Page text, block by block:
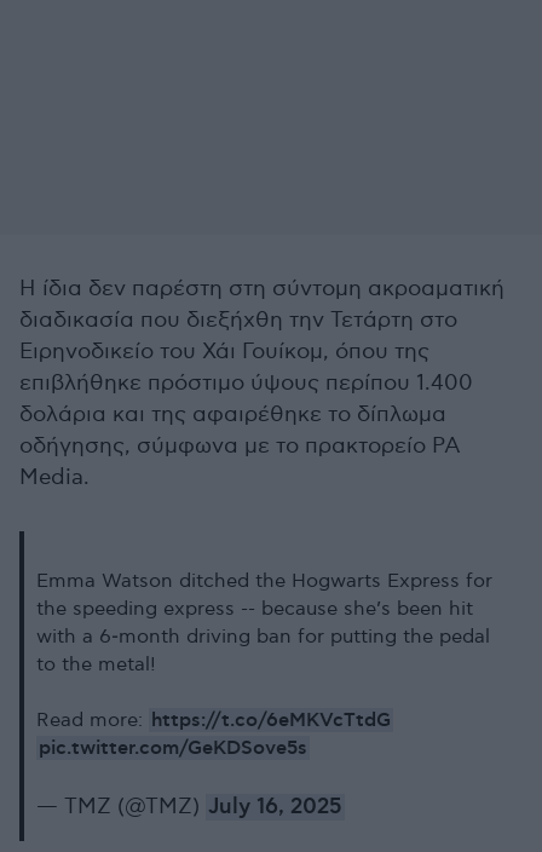
Η ίδια δεν παρέστη στη σύντομη ακροαματική
διαδικασία που διεξήχθη την Τετάρτη στο
Ειρηνοδικείο του Χάι Γουίκομ, όπου της
επιβλήθηκε πρόστιμο ύψους περίπου 1.400
δολάρια και της αφαιρέθηκε το δίπλωμα
οδήγησης, σύμφωνα με το πρακτορείο PA
Media.
Emma Watson ditched the Hogwarts Express for
the speeding express -- because she’s been hit
with a 6‑month driving ban for putting the pedal
to the metal!
Read more: https://t.co/6eMKVcTtdG
pic.twitter.com/GeKDSove5s
— TMZ (@TMZ) July 16, 2025